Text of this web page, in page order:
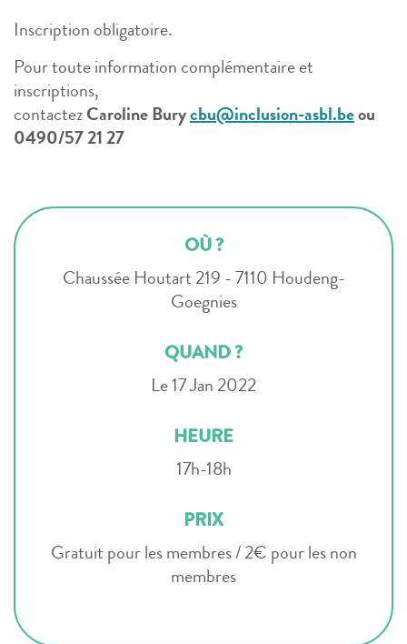
Inscription obligatoire.
Pour toute information complémentaire et
inscriptions,
contactez Caroline Bury cbu@inclusion-asbl.be ou
0490/57 21 27
OÙ ?
Chaussée Houtart 219 - 7110 Houdeng-
Goegnies
QUAND ?
Le 17 Jan 2022
HEURE
17h-18h
PRIX
Gratuit pour les membres / 2€ pour les non
membres